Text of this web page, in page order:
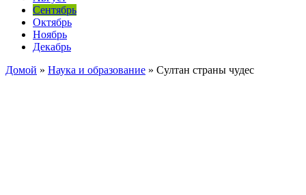
Сентябрь
Октябрь
Ноябрь
Декабрь
Домой » Наука и образование » Султан страны чудес